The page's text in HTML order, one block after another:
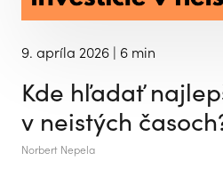
9. apríla 2026 | 6 min
Kde hľadať
v neistých
Norbert Nepela